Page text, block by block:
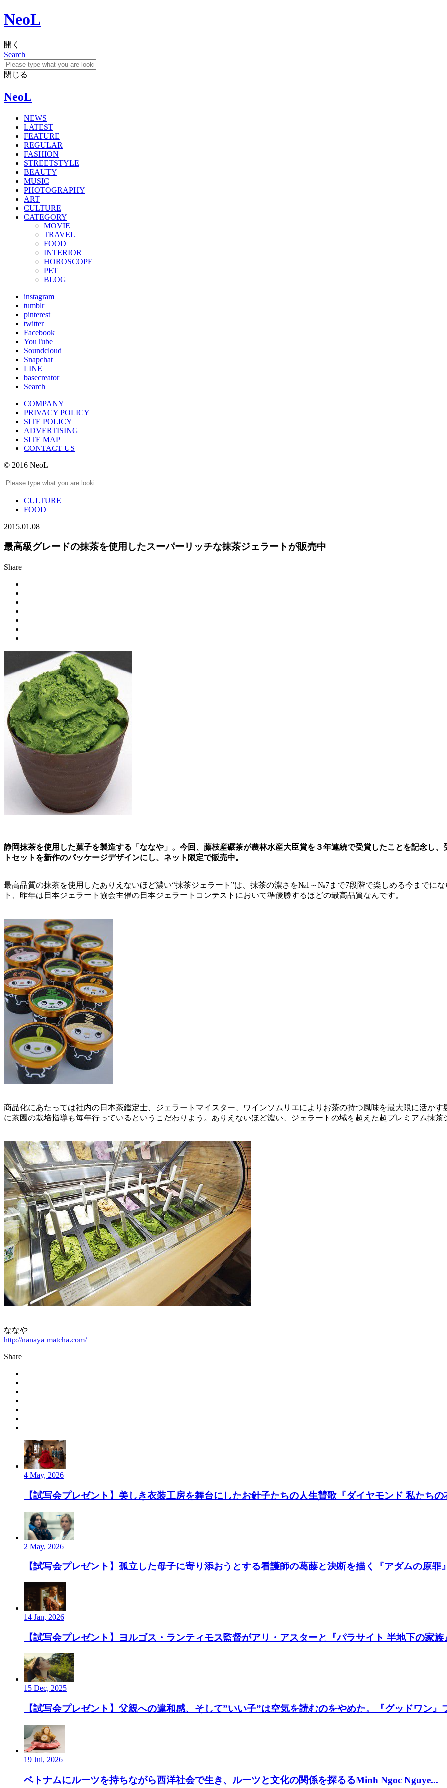
NeoL
開く
Search
閉じる
NeoL
NEWS
LATEST
FEATURE
REGULAR
FASHION
STREETSTYLE
BEAUTY
MUSIC
PHOTOGRAPHY
ART
CULTURE
CATEGORY
MOVIE
TRAVEL
FOOD
INTERIOR
HOROSCOPE
PET
BLOG
instagram
tumblr
pinterest
twitter
Facebook
YouTube
Soundcloud
Snapchat
LINE
basecreator
Search
COMPANY
PRIVACY POLICY
SITE POLICY
ADVERTISING
SITE MAP
CONTACT US
© 2016 NeoL
CULTURE
FOOD
2015.01.08
最高級グレードの抹茶を使用したスーパーリッチな抹茶ジェラートが販売中
Share
静岡抹茶を使用した菓子を製造する「ななや」。今回、藤枝産碾茶が農林水産大臣賞を３年連続で受賞したことを記念し
トセットを新作のパッケージデザインにし、ネット限定で販売中。
最高品質の抹茶を使用したありえないほど濃い“抹茶ジェラート”は、抹茶の濃さを№1～№7まで7段階で楽しめる今までに
ト、昨年は日本ジェラート協会主催の日本ジェラートコンテストにおいて準優勝するほどの最高品質なんです。
商品化にあたっては社内の日本茶鑑定士、ジェラートマイスター、ワインソムリエによりお茶の持つ風味を最大限に活か
に茶園の栽培指導も毎年行っているというこだわりよう。ありえないほど濃い、ジェラートの域を超えた超プレミアム抹茶
ななや
http://nanaya-matcha.com/
Share
4 May, 2026
【試写会プレゼント】美しき衣装工房を舞台にしたお針子たちの人生賛歌『ダイヤモンド 私たちの
2 May, 2026
【試写会プレゼント】孤立した母子に寄り添おうとする看護師の葛藤と決断を描く『アダムの原罪』
14 Jan, 2026
【試写会プレゼント】ヨルゴス・ランティモス監督がアリ・アスターと『パラサイト 半地下の家族
15 Dec, 2025
【試写会プレゼント】父親への違和感、そして”いい子”は空気を読むのをやめた。『グッドワン』
19 Jul, 2026
ベトナムにルーツを持ちながら西洋社会で生き、ルーツと文化の関係を探るるMinh Ngoc Nguye...